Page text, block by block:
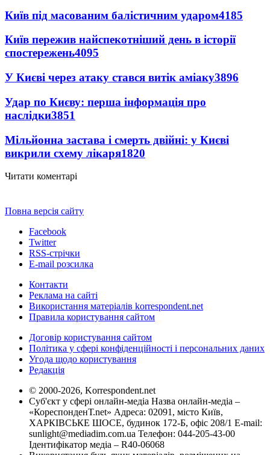
Київ під масованим балістичним ударом4185
Київ пережив найспекотніший день в історії
спостережень4095
У Києві через атаку стався витік аміаку3896
Удар по Києву: перша інформація про
наслідки3851
Мільйонна застава і смерть двійні: у Києві
викрили схему лікаря1820
Читати коментарі
Повна версія сайту
Facebook
Twitter
RSS-стрічки
E-mail розсилка
Контакти
Реклама на сайті
Використання матеріалів korrespondent.net
Правила користування сайтом
Договір користування сайтом
Політика у сфері конфіденційності і персональних даних
Угода щодо користування
Редакція
© 2000-2026, Korrespondent.net
Суб'єкт у сфері онлайн-медіа Назва онлайн-медіа –
«КореспонденТ.net» Адреса: 02091, місто Київ,
ХАРКІВСЬКЕ ШОСЕ, будинок 172-Б, офіс 208/1 E-mail:
sunlight@mediadim.com.ua Телефон: 044-205-43-00
Ідентифікатор медіа – R40-06068